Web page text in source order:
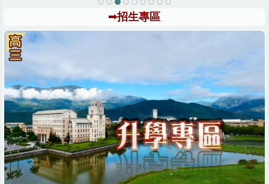
➟招生專區